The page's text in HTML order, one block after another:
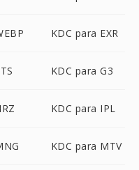
KDC para EXR
KDC para G3
KDC para IPL
KDC para MTV